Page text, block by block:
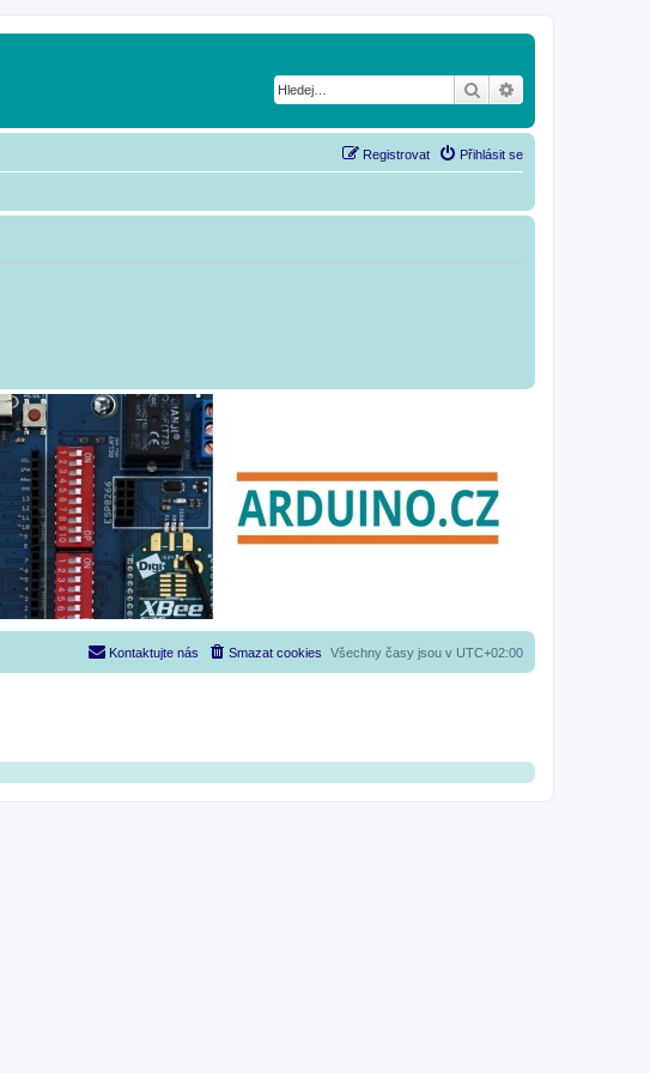
Hledat
Přihlásit se
Registrovat
Všechny časy jsou v UTC+02:00
Smazat cookies
Kontaktujte nás